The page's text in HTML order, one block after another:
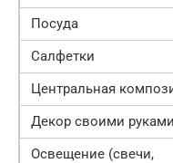
Посуда
Салфетки
Центральная
Декор своими руками
Освещение (свечи,